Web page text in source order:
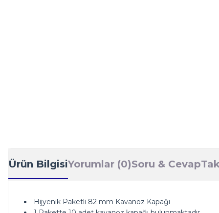
Ürün BilgisiYorumlar (0)Soru & Cevap
Hijyenik Paketli 82 mm Kavanoz Kapağı